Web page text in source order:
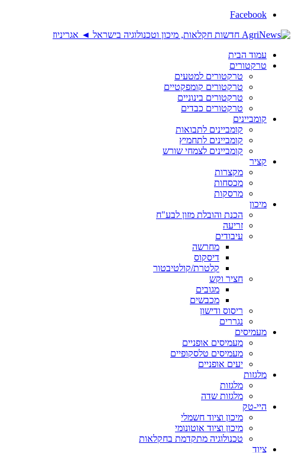
Facebook
עמוד הבית
טרקטורים
טרקטורים למטעים
טרקטורים קומפקטיים
טרקטורים בינוניים
טרקטורים כבדים
קומביינים
קומביינים לתבואות
קומביינים לתחמיץ
קומביינים לצמחי שורש
קציר
מקצרות
מכסחות
מרסקות
מיכון
הכנת והובלת מזון לבע"ח
זריעה
עיבודים
מחרשה
דיסקוס
קלטרת/קולטיבטור
חציר וקש
מגובים
מכבשים
ריסוס ודישון
נגררים
מעמיסים
מעמיסים אופניים
מעמיסים טלסקופיים
יעים אופניים
מלגזות
מלגזות
מלגזות שדה
היי-טק
מיכון וציוד חשמלי
מיכון וציוד אוטונומי
טכנולוגיה מתקדמת בחקלאות
ציוד